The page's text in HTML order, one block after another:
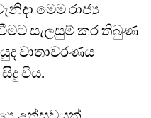
මෙම රාජ්‍ය
සැලසුම් කර තිබුණ
වාතාවරණය
විය.